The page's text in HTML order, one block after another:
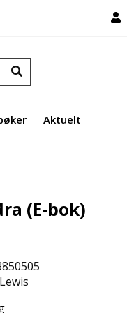
Aktuelt
(E-bok)